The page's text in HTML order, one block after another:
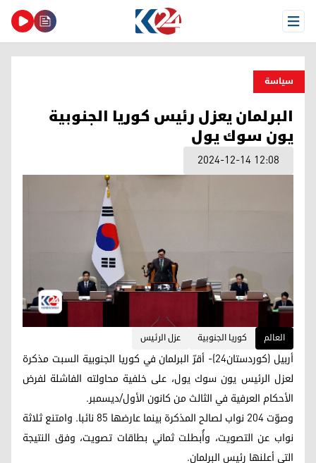
Open Menu
سیاسة
البرلمان يعزل رئيس كوريا الجنوبية
يون سوك يول
2024-12-14 12:08
العالم كوريا الجنوبية عزل الرئيس
أربيل (كوردستان24)- أقرّ البرلمان في كوريا الجنوبية السبت مذكرة
لعزل الرئيس يون سوك يول، على خلفية محاولته الفاشلة لفرض
الأحكام العرفية في الثالث من كانون الأول/ديسمبر.
وصوّت 204 نواب لصالح المذكرة بينما عارضها 85 نائبا. وامتنع ثلاثة
نواب عن التصويت، وأُبطلت ثماني بطاقات تصويت، وفق النتيجة
التي أعلنها رئيس البرلمان.